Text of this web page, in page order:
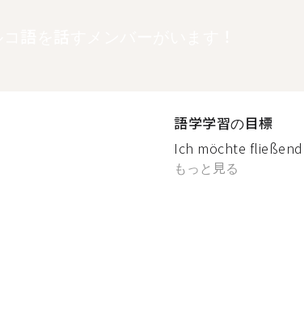
語学学習の目標
Ich möchte
もっと見る